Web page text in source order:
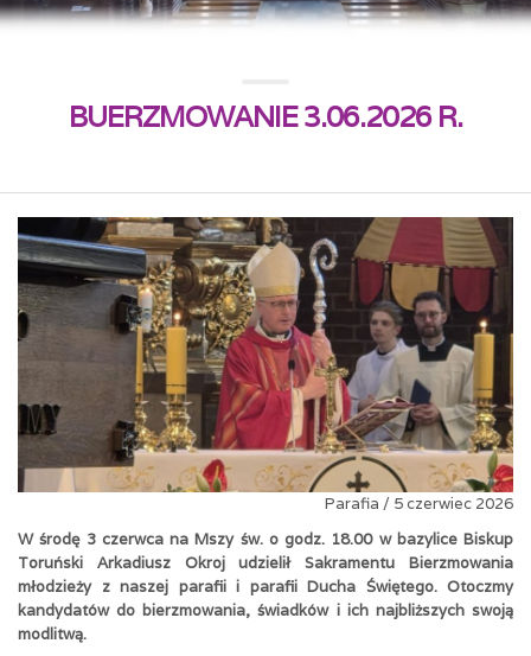
BUERZMOWANIE 3.06.2026 R.
Parafia / 5 czerwiec 2026
W środę 3 czerwca na Mszy św. o godz. 18.00 w bazylice Biskup
Toruński Arkadiusz Okroj udzielił Sakramentu Bierzmowania
młodzieży z naszej parafii i parafii Ducha Świętego. Otoczmy
kandydatów do bierzmowania, świadków i ich najbliższych swoją
modlitwą.